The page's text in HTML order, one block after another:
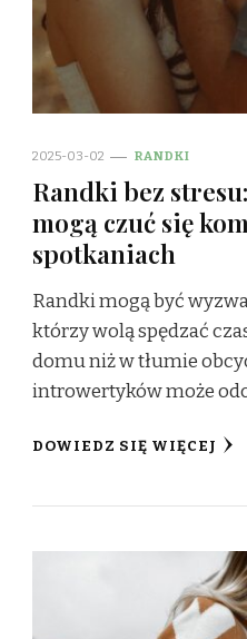
2025-03-02 RANDKI
Randki bez
mogą czuć się
spotkaniach
Randki mogą być
którzy wolą spędzać
domu niż w tłumie
introwertyków może
DOWIEDZ SIĘ WIĘCEJ